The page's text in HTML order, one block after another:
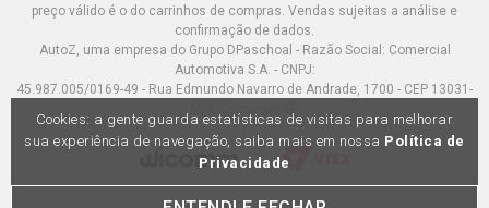
preço válido é o do carrinhos de compras. Vendas sujeitas a análise e
confirmação de dados.
AutoZ, uma empresa do Grupo DPaschoal - Razão Social: Comercial
Automotiva S.A. - CNPJ:
45.987.005/0169-49 - Rua Edmundo Navarro de Andrade, 1700 - CEP 13031-
Cookies: a gente guarda estatísticas de visitas para melhorar
sua experiência de navegação, saiba mais em nossa Política de
Privacidade